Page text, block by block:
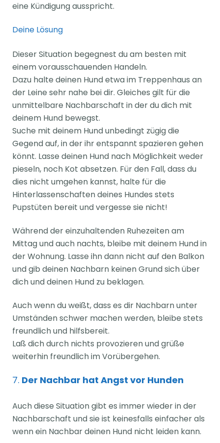
eine Kündigung ausspricht.
Deine Lösung
Dieser Situation begegnest du am besten mit
einem vorausschauenden Handeln.
Dazu halte deinen Hund etwa im Treppenhaus an
der Leine sehr nahe bei dir. Gleiches gilt für die
unmittelbare Nachbarschaft in der du dich mit
deinem Hund bewegst.
Suche mit deinem Hund unbedingt zügig die
Gegend auf, in der ihr entspannt spazieren gehen
könnt. Lasse deinen Hund nach Möglichkeit weder
pieseln, noch Kot absetzen. Für den Fall, dass du
dies nicht umgehen kannst, halte für die
Hinterlassenschaften deines Hundes stets
Pupstüten bereit und vergesse sie nicht!
Während der einzuhaltenden Ruhezeiten am
Mittag und auch nachts, bleibe mit deinem Hund in
der Wohnung. Lasse ihn dann nicht auf den Balkon
und gib deinen Nachbarn keinen Grund sich über
dich und deinen Hund zu beklagen.
Auch wenn du weißt, dass es dir Nachbarn unter
Umständen schwer machen werden, bleibe stets
freundlich und hilfsbereit.
Laß dich durch nichts provozieren und grüße
weiterhin freundlich im Vorübergehen.
7. Der Nachbar hat Angst vor Hunden
Auch diese Situation gibt es immer wieder in der
Nachbarschaft und sie ist keinesfalls einfacher als
wenn ein Nachbar deinen Hund nicht leiden kann.